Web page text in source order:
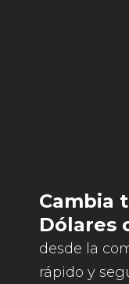
Cambia
Dólares
desde la
rápido y